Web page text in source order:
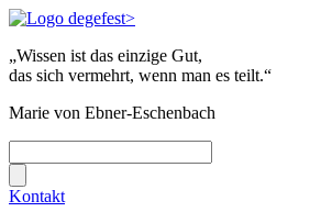
„Wissen ist das einzige Gut,
das sich vermehrt, wenn man es teilt.“
Marie von Ebner-Eschenbach
Kontakt